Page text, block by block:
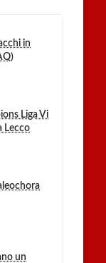
in
Liga Vi
Lecco
un